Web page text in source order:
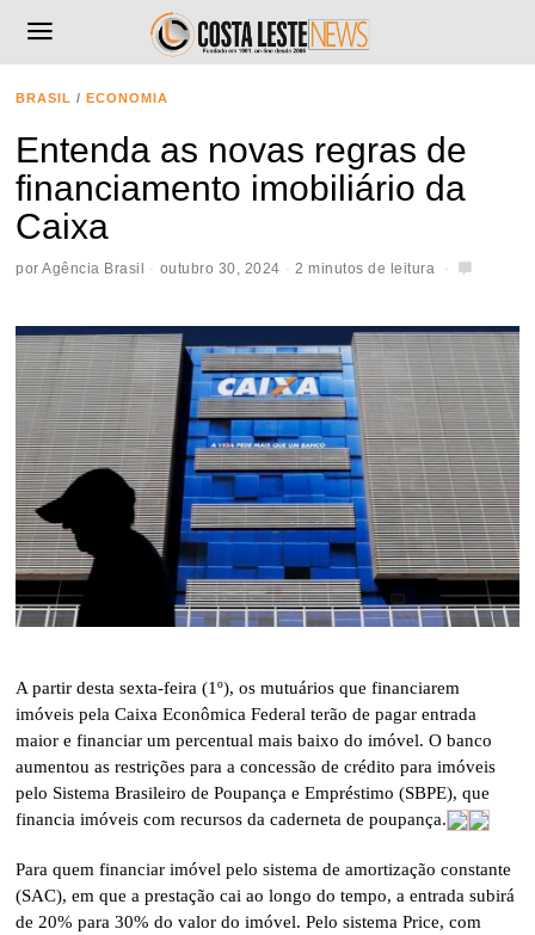
BRASIL / ECONOMIA
Entenda as novas regras de
financiamento imobiliário da
Caixa
porAgência Brasil outubro 30, 2024 2 minutos de leitura
A partir desta sexta-feira (1º), os mutuários que financiarem
imóveis pela Caixa Econômica Federal terão de pagar entrada
maior e financiar um percentual mais baixo do imóvel. O banco
aumentou as restrições para a concessão de crédito para imóveis
pelo Sistema Brasileiro de Poupança e Empréstimo (SBPE), que
financia imóveis com recursos da caderneta de poupança.
Para quem financiar imóvel pelo sistema de amortização constante
(SAC), em que a prestação cai ao longo do tempo, a entrada subirá
de 20% para 30% do valor do imóvel. Pelo sistema Price, com